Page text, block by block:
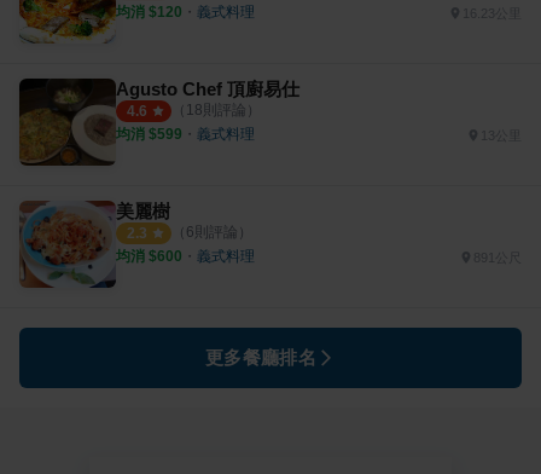
均消 $120 ・ 義式料理
Agusto Chef 頂廚易仕
4.6 （ 18則評論）
均消 $599 ・ 義式料理
美麗樹
2.3 （ 6則評論）
均消 $600 ・ 義式料理
更多餐廳排名